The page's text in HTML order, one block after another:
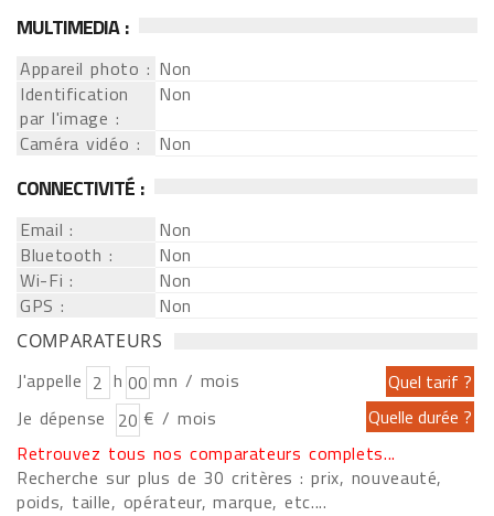
MULTIMEDIA :
Appareil photo : Non
Identification
par l'image :
Non
Caméra vidéo :
Non
CONNECTIVITÉ :
Email :
Non
Bluetooth :
Non
Wi-Fi :
Non
GPS :
Non
COMPARATEURS
J'appelle h
mn / mois
Je dépense
€ / mois
Retrouvez tous nos comparateurs complets...
Recherche sur plus de 30 critères : prix, nouveauté,
poids, taille, opérateur, marque, etc....